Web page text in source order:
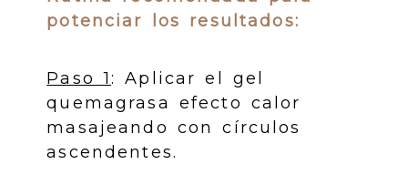
potenciar los resultados:
Paso 1: Aplicar el gel
quemagrasa efecto calor
masajeando con círculos
ascendentes.